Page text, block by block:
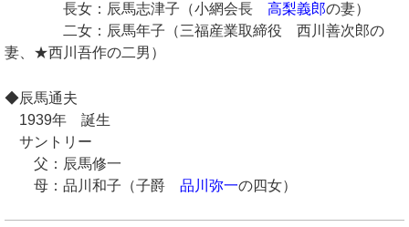
長女：辰馬志津子（小網会長 高梨義郎の妻）
二女：辰馬年子（三福産業取締役 西川善次郎の
妻、★西川吾作の二男）
◆辰馬通夫
1939年 誕生
サントリー
父：辰馬修一
母：品川和子（子爵 品川弥一の四女）